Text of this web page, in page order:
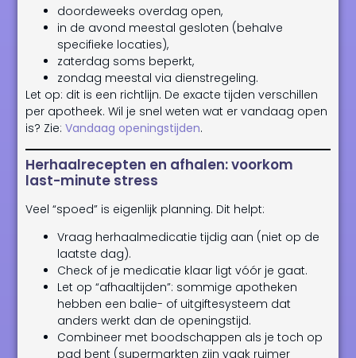
doordeweeks overdag open,
in de avond meestal gesloten (behalve
specifieke locaties),
zaterdag soms beperkt,
zondag meestal via dienstregeling.
Let op: dit is een richtlijn. De exacte tijden verschillen
per apotheek. Wil je snel weten wat er vandaag open
is? Zie:Vandaag openingstijden.
Herhaalrecepten en afhalen: voorkom
last-minute stress
Veel “spoed” is eigenlijk planning. Dit helpt:
Vraag herhaalmedicatie tijdig aan (niet op de
laatste dag).
Check of je medicatie klaar ligt vóór je gaat.
Let op “afhaaltijden”: sommige apotheken
hebben een balie- of uitgiftesysteem dat
anders werkt dan de openingstijd.
Combineer met boodschappen als je toch op
pad bent (supermarkten zijn vaak ruimer